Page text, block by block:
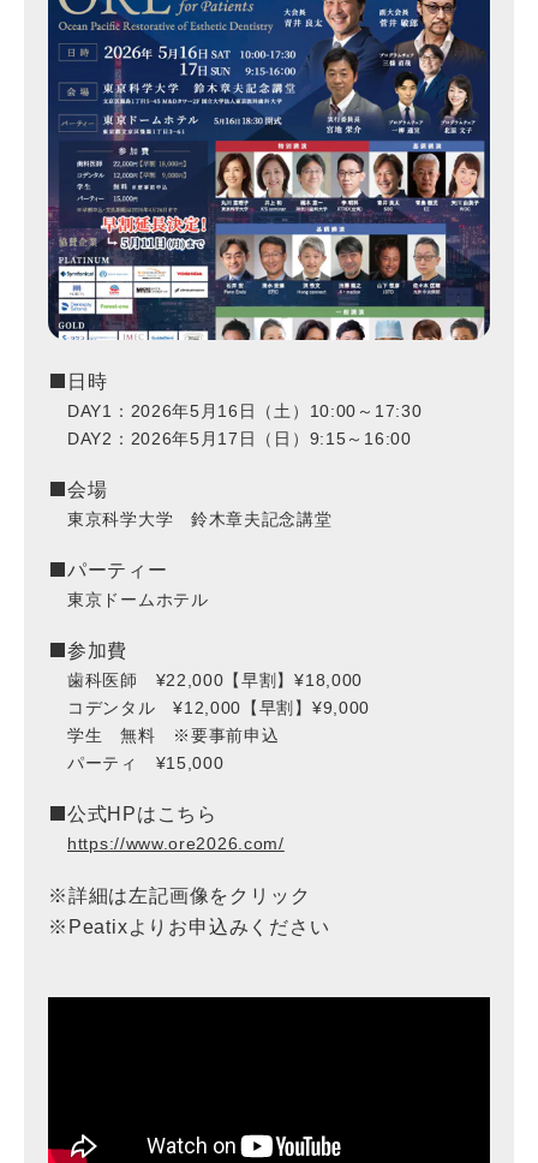
日時
DAY1：2026年5月16日（土） 10:00～17:30
DAY2：2026年5月17日（日） 9:15～16:00
会場
東京科学大学 鈴木章夫記念講堂
パーティー
東京ドームホテル
参加費
歯科医師 ¥22,000【早割】¥18,000
コデンタル ¥12,000【早割】¥9,000
学生 無料 ※要事前申込
パーティ ¥15,000
公式HPはこちら
https://www.ore2026.com/
※詳細は左記画像をクリック
※Peatixよりお申込みください